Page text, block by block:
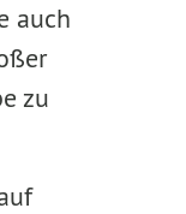
auch
zu